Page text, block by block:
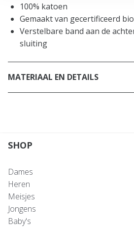
100% katoen
Gemaakt van gecertificeerd
Verstelbare band aan de
sluiting
MATERIAAL EN DETAILS
SHOP
Dames
Heren
Meisjes
Jongens
Baby's